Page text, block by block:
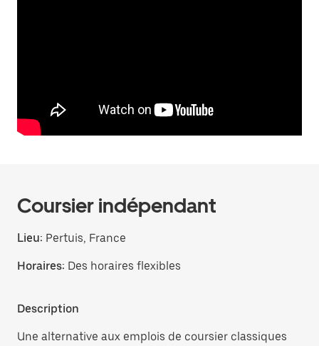
Coursier indépendant
Lieu: Pertuis, France
Horaires: Des horaires flexibles
Description
Une alternative aux emplois de coursier classiques